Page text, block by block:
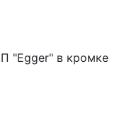
"Egger" в кромке